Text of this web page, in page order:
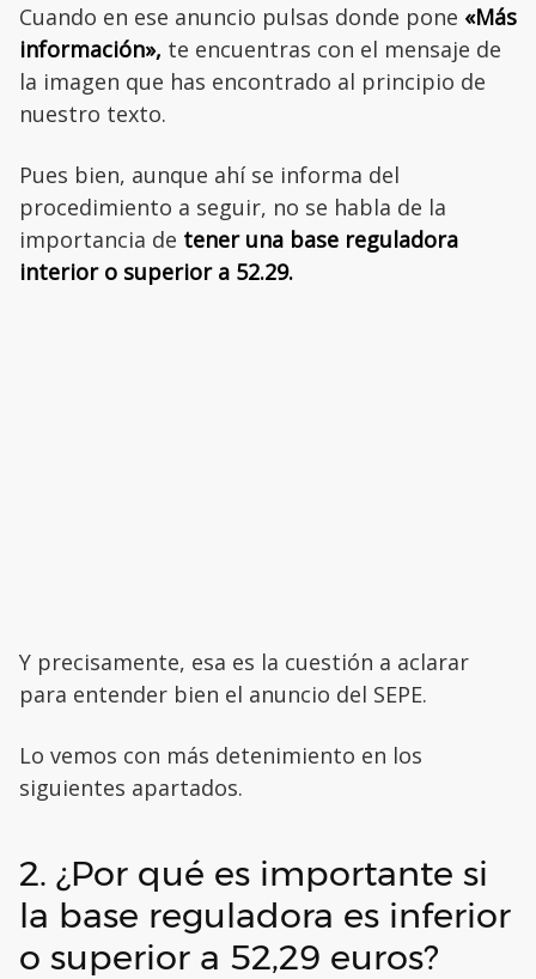
Cuando en ese anuncio pulsas donde pone «Más
información», te encuentras con el mensaje de
la imagen que has encontrado al principio de
nuestro texto.
Pues bien, aunque ahí se informa del
procedimiento a seguir, no se habla de la
importancia de tener una base reguladora
interior o superior a 52.29.
Y precisamente, esa es la cuestión a aclarar
para entender bien el anuncio del SEPE.
Lo vemos con más detenimiento en los
siguientes apartados.
2. ¿Por qué es importante si
la base reguladora es inferior
o superior a 52,29 euros?